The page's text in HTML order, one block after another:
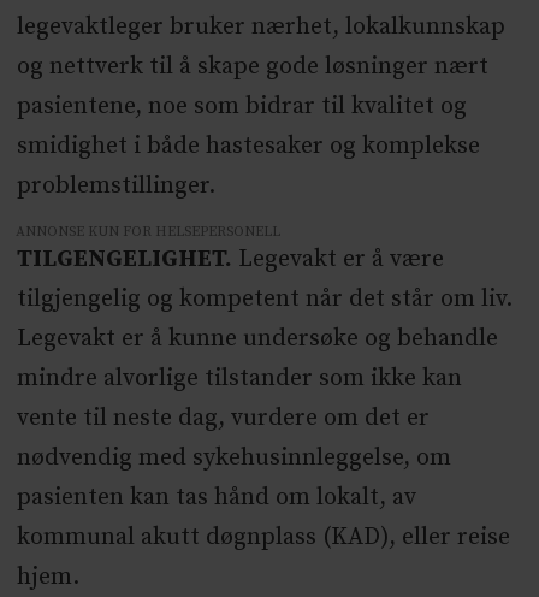
legevaktleger bruker nærhet, lokalkunnskap
og nettverk til å skape gode løsninger nært
pasientene, noe som bidrar til kvalitet og
smidighet i både hastesaker og komplekse
problemstillinger.
ANNONSE KUN FOR HELSEPERSONELL
TILGENGELIGHET. Legevakt er å være
tilgjengelig og kompetent når det står om liv.
Legevakt er å kunne undersøke og behandle
mindre alvorlige tilstander som ikke kan
vente til neste dag, vurdere om det er
nødvendig med sykehusinnleggelse, om
pasienten kan tas hånd om lokalt, av
kommunal akutt døgnplass (KAD), eller reise
hjem.